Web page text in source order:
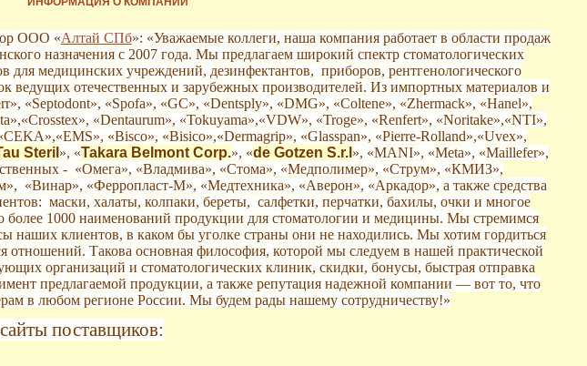
ООО «Алтай СПб»: «Уважаемые коллеги, наша компания работает в области продаж
назначения с 2007 года. Мы предлагаем широкий спектр стоматологических
для медицинских учреждений, дезинфектантов, приборов, рентгенологического
ведущих отечественных и зарубежных производителей. Из импортных материалов и
«Septodont», «Spofa», «GC», «Dentsply», «DMG», «Coltene», «Zhermack», «Hanel»,
«Dentaurum», «Tokuyama»,«VDW», «Troge», «Renfert», «Noritake»,«NTI»,
«Bisco», «Bisico»,«Dermagrip», «Glasspan», «Pierre-Rolland»,«Uvex»,
Steril », «Takara Belmont Corp.», «de Gotzen S.r.l », «MANI», «Meta», «Maillefer»,
- «Омега», «Владмива», «Стома», «Медполимер», «Струм», «КМИЗ»,
«Винар», «Ферропласт-М», «Медтехника», «Аверон», «Аркадор», а также средства
маски, халаты, колпаки, береты, салфетки, перчатки, бахилы, очки и многое
более 1000 наименований продукции для стоматологии и медицины. Мы стремимся
наших клиентов, в каком бы уголке страны они не находились. Мы хотим гордиться
отношений. Такова основная философия, которой мы следуем в нашей практической
организаций и стоматологических клиник, скидки, бонусы, быстрая отправка
предлагаемой продукции, а также репутация надежной компании — вот то, что
в любом регионе России. Мы будем рады нашему сотрудничеству!»
поставщиков: